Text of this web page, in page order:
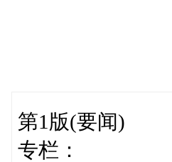
第1版(要闻)
专栏：